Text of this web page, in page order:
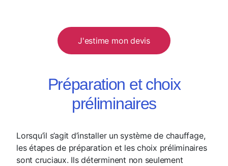
J'estime mon devis
Préparation et choix
préliminaires
Lorsqu’il s’agit d’installer un système de chauffage,
les étapes de préparation et les choix préliminaires
sont cruciaux. Ils déterminent non seulement